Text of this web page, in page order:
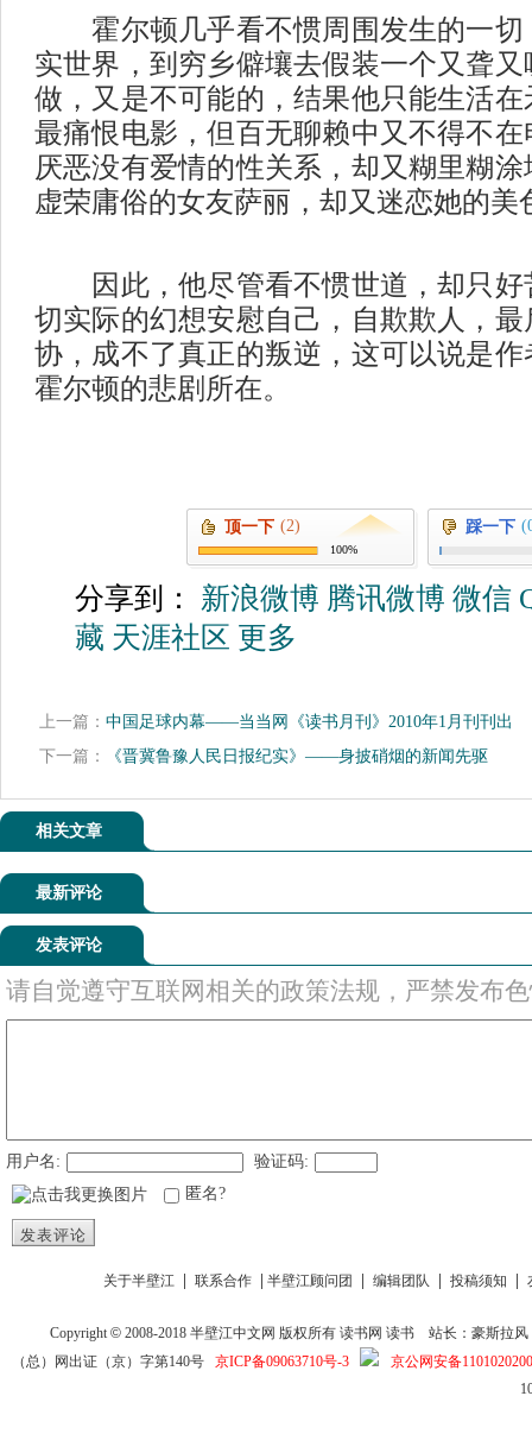
霍尔顿几乎看不惯周围发生的一切
实世界，到穷乡僻壤去假装一个又聋
做，又是不可能的，结果他只能生活
最痛恨电影，但百无聊赖中又不得不
厌恶没有爱情的性关系，却又糊里糊
虚荣庸俗的女友萨丽，却又迷恋她的美
因此，他尽管看不惯世道，却只好
切实际的幻想安慰自己，自欺欺人，
协，成不了真正的叛逆，这可以说是
霍尔顿的悲剧所在。
顶一下 (2)
100%
踩一下
分享到： 新浪微博 腾讯微博 微信
藏 天涯社区 更多
上一篇： 中国足球内幕——当当网《读书月刊》2010年1月刊刊出
下一篇：
《晋冀鲁豫人民日报纪实》——身披硝烟的新闻先驱
相关文章
最新评论
发表评论
请自觉遵守互联网相关的政策法规，严禁发布
用户名:
验证码:
匿名?
发表评论
关于半壁江 联系合作 半壁江顾问团 编辑团队 投稿须知
Copyright © 2008-2018半壁江中文网 版权所有读书网 读书
站长：豪斯拉风
（总）网出证（京）字第140号 京ICP备09063710号-3
京公网安备